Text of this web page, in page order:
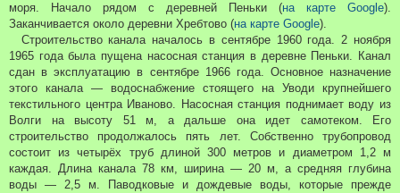
е
н
и
е
моря. Начало рядом с деревней Пеньки (на карте Google).
Заканчивается около деревни Хребтово (на карте Google).
Строительство канала началось в сентябре 1960 года. 2 ноября
1965 года была пущена насосная станция в деревне Пеньки. Канал
сдан в эксплуатацию в сентябре 1966 года. Основное назначение
этого канала — водоснабжение стоящего на Уводи крупнейшего
текстильного центра Иваново. Насосная станция поднимает воду из
Волги на высоту 51 м, а дальше она идет самотеком. Его
строительство продолжалось пять лет. Собственно трубопровод
состоит из четырёх труб длиной 300 метров и диаметром 1,2 м
каждая. Длина канала 78 км, ширина — 20 м, а средняя глубина
воды — 2,5 м. Паводковые и дождевые воды, которые прежде